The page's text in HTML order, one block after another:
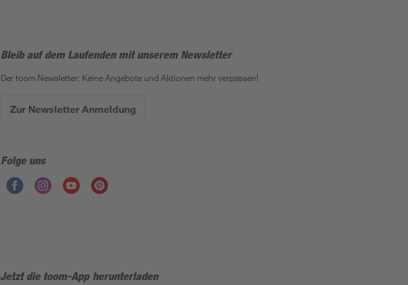
Bleib auf dem Laufenden mit unserem Newsletter
Der toom Newsletter: Keine Angebote und Aktionen mehr verpassen!
Zur Newsletter Anmeldung
Folge uns
Jetzt die toom-App herunterladen